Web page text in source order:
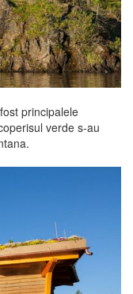
principalele
verde s-au